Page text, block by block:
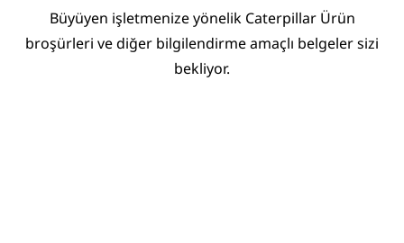
Büyüyen işletmenize yönelik Caterpillar Ürün
broşürleri ve diğer bilgilendirme amaçlı belgeler sizi
bekliyor.